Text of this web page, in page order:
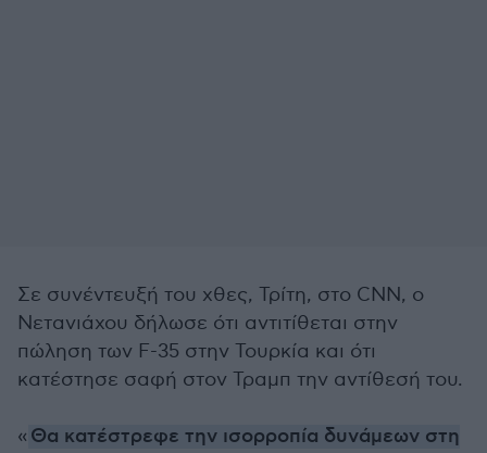
Σε συνέντευξή του χθες, Τρίτη, στο CNN, ο
Νετανιάχου δήλωσε ότι αντιτίθεται στην
πώληση των F-35 στην Τουρκία και ότι
κατέστησε σαφή στον Τραμπ την αντίθεσή του.
« Θα κατέστρεφε την ισορροπία δυνάμεων στη